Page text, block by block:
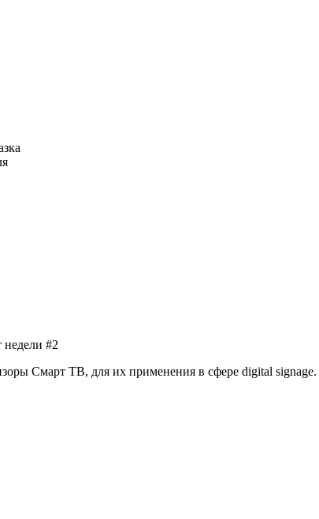
недели #2
Смарт ТВ, для их применения в сфере digital signage.